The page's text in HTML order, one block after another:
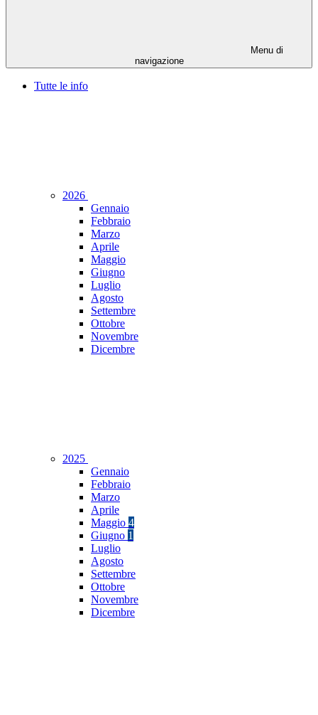
Menu di
navigazione
Tutte le info
2026
Gennaio
Febbraio
Marzo
Aprile
Maggio
Giugno
Luglio
Agosto
Settembre
Ottobre
Novembre
Dicembre
2025
Gennaio
Febbraio
Marzo
Aprile
Maggio 4
Giugno 1
Luglio
Agosto
Settembre
Ottobre
Novembre
Dicembre